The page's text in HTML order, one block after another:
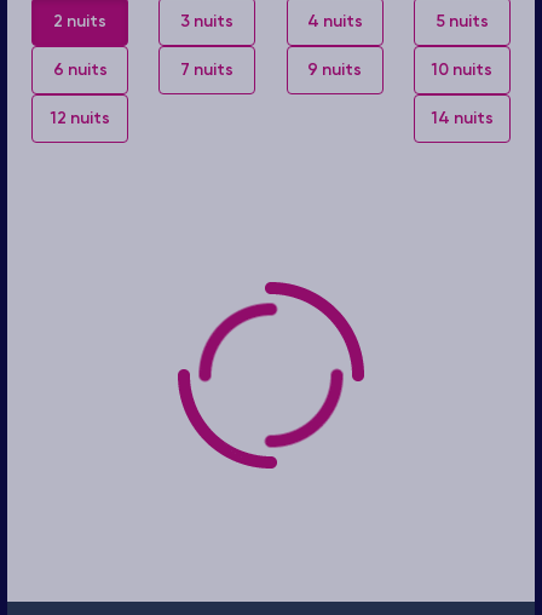
2 nuits 3 nuits 4 nuits 5 nuits
6 nuits 7 nuits 9 nuits 10 nuits
12 nuits 14 nuits